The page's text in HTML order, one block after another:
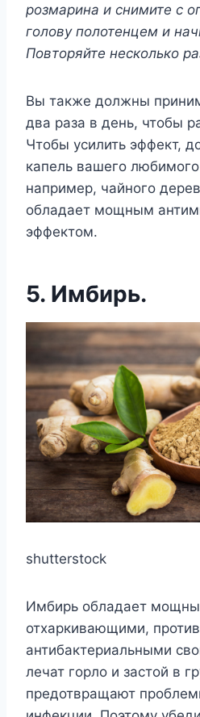
розмарина и снимите с
голову полотенцем и
Повторяйте несколько
Вы также должны
два раза в день, чтобы
Чтобы усилить эффект,
капель вашего
например, чайного
обладает мощным
эффектом.
5. Имбирь.
shutterstock
Имбирь обладает
отхаркивающими,
антибактериальными
лечат горло и застой в
предотвращают